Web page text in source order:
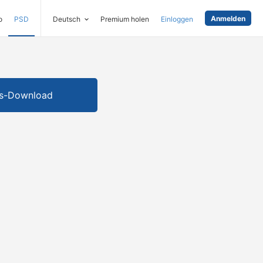
PSD Deutsch Premium holen Einloggen Anmelden
Download